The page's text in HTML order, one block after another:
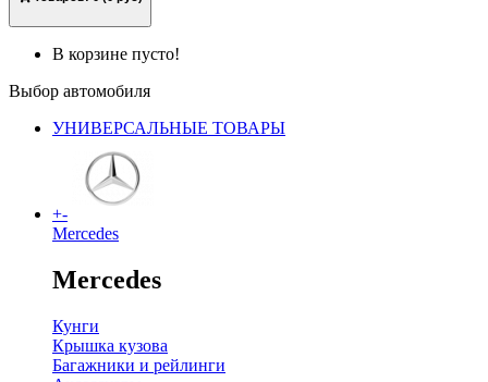
В корзине пусто!
Выбор автомобиля
УНИВЕРСАЛЬНЫЕ ТОВАРЫ
+-
Mercedes
Mercedes
Кунги
Крышка кузова
Багажники и рейлинги